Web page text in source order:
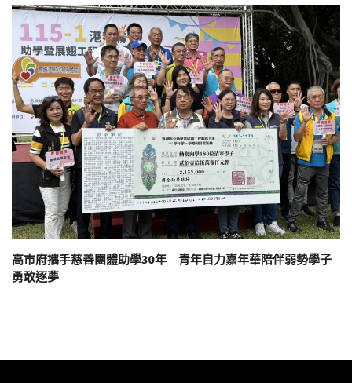
高市府攜手慈善團體助學30年 青年自力嘉年華陪伴弱勢學子
勇敢逐夢